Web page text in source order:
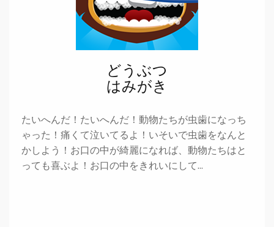
どうぶつ
はみがき
たいへんだ！たいへんだ！動物たちが虫歯になっち
ゃった！痛くて泣いてるよ！いそいで虫歯をなんと
かしよう！お口の中が綺麗になれば、動物たちはと
っても喜ぶよ！お口の中をきれいにして…